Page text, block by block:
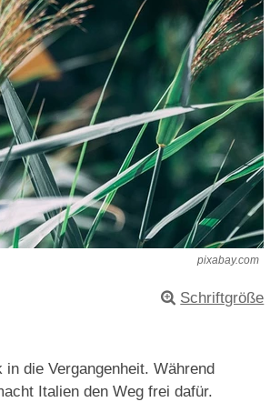
pixabay.com
Schriftgröße
die Vergangenheit. Während
Italien den Weg frei dafür.